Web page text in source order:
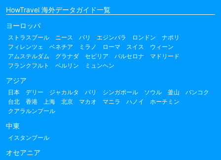
HowTravel 海外データガイド一覧
ヨーロッパ
ストラスブール ニース パリ エジンバラ ロンドン
ナポリ
フィレンツェ
ベネチア ミラノ ローマ スイス
ウィーン
アムステルダム
グラナダ セビリア バルセロナ
マドリード
フランクフルト
ベルリン ミュンヘン
アジア
日本 デリー ジャカルタ バリ シンガポール ソウル 釜山
バンコク
台北
香港 上海 北京 マカオ マニラ ハノイ
ホーチミン
クアラルンプール
中東
イスタンブール
オセアニア